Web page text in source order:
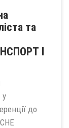
та
І
у
до